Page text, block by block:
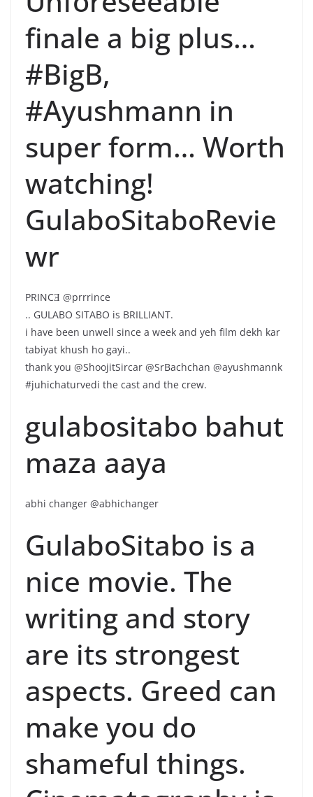
finale a big plus…
#BigB,
#Ayushmann in
super form… Worth
watching!
GulaboSitaboRevie
wr
PRINCƎ @prrrince
.. GULABO SITABO is BRILLIANT.
i have been unwell since a week and yeh film dekh kar
tabiyat khush ho gayi..
thank you @ShoojitSircar @SrBachchan @ayushmannk
#juhichaturvedi the cast and the crew.
gulabositabo bahut
maza aaya
abhi changer @abhichanger
GulaboSitabo is a
nice movie. The
writing and story
are its strongest
aspects. Greed can
make you do
shameful things.